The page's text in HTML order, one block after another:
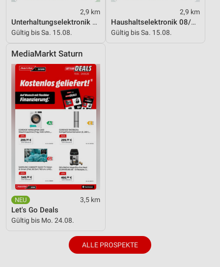
2,9 km
Unterhaltungselektronik 08/2026
Gültig bis Sa. 15.08.
2,9 km
Haushaltselektronik 08/2026
Gültig bis Sa. 15.08.
MediaMarkt Saturn
3,5 km
Let's Go Deals
Gültig bis Mo. 24.08.
ALLE PROSPEKTE
Verwendung reduzierter Daten zur Auswahl von
Werbeanzeigen
Erstellung von Profilen für personalisierte
Werbung
Verwendung von Profilen zur Auswahl
personalisierter Werbung
Erstellung von Profilen zur Personalisierung
von Inhalten
Verwendung von Profilen zur Auswahl
personalisierter Inhalte
Messung der Werbeleistung
Messung der Performance von Inhalten
Analyse von Zielgruppen durch Statistiken oder
Kombinationen von Daten aus verschiedenen
Entwicklung und Verbesserung der Angebote